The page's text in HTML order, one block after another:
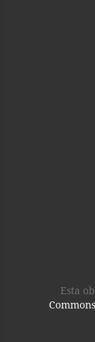
Esta